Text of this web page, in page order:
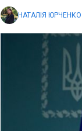
НАТАЛІЯ ЮРЧЕНКО